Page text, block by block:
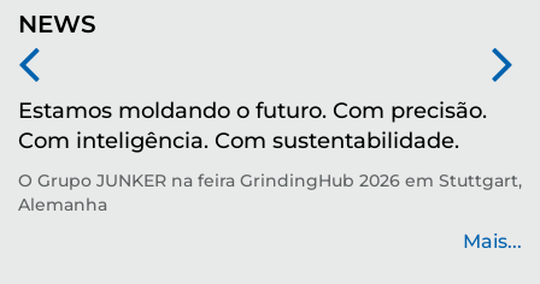
NEWS
Estamos moldando o futuro. Com precisão.
Com inteligência. Com sustentabilidade.
O Grupo JUNKER na feira GrindingHub 2026 em Stuttgart,
Alemanha
Mais...